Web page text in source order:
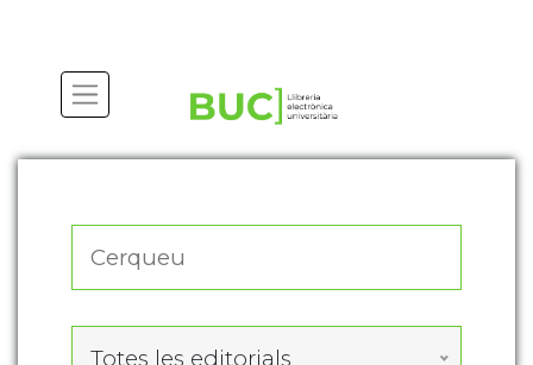
Totes les editorials